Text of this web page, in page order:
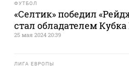
ФУТБОЛ
«Селтик» победил
стал обладателем
25 мая 2024 20:39
ЛИГА ЕВРОПЫ